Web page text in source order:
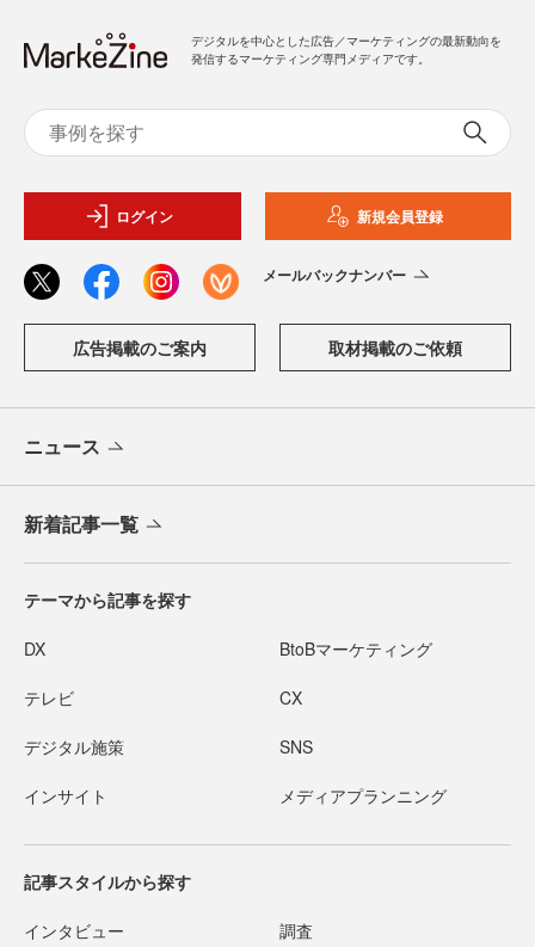
デジタルを中心とした広告／マーケティングの最新動向を
発信するマーケティング専門メディアです。
ログイン 新規会員登録
メールバックナンバー
広告掲載のご案内 取材掲載のご依頼
ニュース
新着記事一覧
テーマから記事を探す
DX BtoBマーケティング
テレビ CX
デジタル施策 SNS
インサイト メディアプランニング
記事スタイルから探す
インタビュー 調査